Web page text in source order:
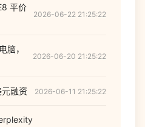
平价
2026-06-22 21:25:22
脑，
2026-06-20 21:25:22
融资 2026-06-11 21:25:22